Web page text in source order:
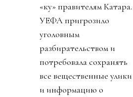
«ку» правителям Катара.
УЕФА пригрозило
уголовным
разбирательством и
потребовала сохранять
все вещественные улики
и информацию о